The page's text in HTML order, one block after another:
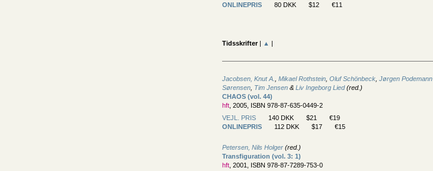
ONLINEPRIS
80 DKK $12 €11
Tidsskrifter| ▲ |
Jacobsen, Knut A. Mikael Rothstein Oluf Schönbeck Jørgen Podemann
Sørensen Tim Jensen & Liv Ingeborg Lied(red.)
CHAOS (vol. 44)
hft , 2005, ISBN 978-87-635-0449-2
VEJL. PRIS
140 DKK $21
€19
ONLINEPRIS
112 DKK $17 €15
Petersen, Nils Holger (red.)
Transfiguration (vol. 3: 1)
hft , 2001, ISBN 978-87-7289-753-0